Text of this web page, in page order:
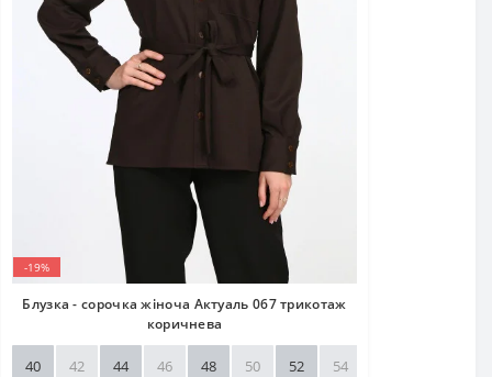
-19%
Блузка - сорочка жіноча Актуаль 067 трикотаж
коричнева
40 42 44 46 48 50 52 54